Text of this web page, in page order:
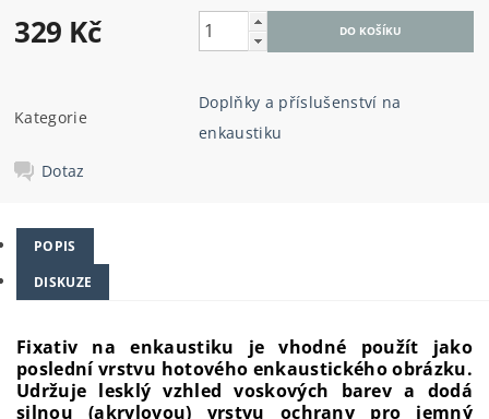
329 Kč
Kategorie
Doplňky a příslušenství na
enkaustiku
Dotaz
POPIS
DISKUZE
Fixativ na enkaustiku je vhodné použít jako
poslední vrstvu hotového enkaustického obrázku.
Udržuje lesklý vzhled voskových barev a dodá
silnou (akrylovou) vrstvu ochrany pro jemný